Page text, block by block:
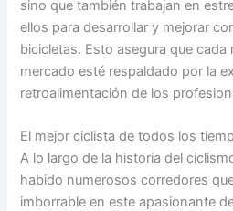
sino que también trabajan en
ellos para desarrollar y mejorar
bicicletas. Esto asegura que cada
mercado esté respaldado por la
retroalimentación de los
El mejor ciclista de todos los
A lo largo de la historia del
habido numerosos corredores
imborrable en este apasionante